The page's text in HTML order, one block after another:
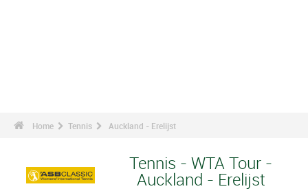
Home Tennis Auckland - Erelijst
Tennis - WTA Tour -
Auckland - Erelijst